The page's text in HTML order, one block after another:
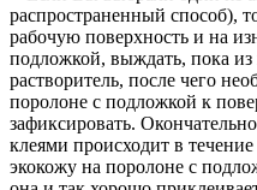
распространенный способ),
рабочую поверхность и на
подложкой, выждать, пока из
растворитель, после чего
поролоне с подложкой к
зафиксировать.
клеями происходит в
экокожу на поролоне с